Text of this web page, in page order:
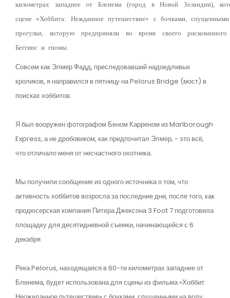
километрах западнее от Бленема (город в Новой Зеландии),
сцене «Хоббита: Нежданное путешествие» с бочками,
прогулки, которую предприняли во время своего
Беггинс и гномы.
Совсем как Элмер Фадд, преследовавший надоедливых
кроликов, я направился в пятницу на Pelorus Bridge (мост) в
поисках хоббитов.
Я был вооружен фотографом Беном Карреном из Marlborough
Express, а не дробовиком, как предпочитал Элмер, - это всё,
что отличало меня от несчастного охотника.
Мы получили сообщение из одного источника о том, что
активность хоббитов возросла за последние дни, после того, как
продюсерская компания Питера Джексона 3 Foot 7 подготовила
площадку для десятидневной съемки, начинающейся с 6
декабря.
Река Pelorus, находящаяся в 60-ти километрах западнее от
Бленема, будет использована для сцены из фильма «Хоббит: